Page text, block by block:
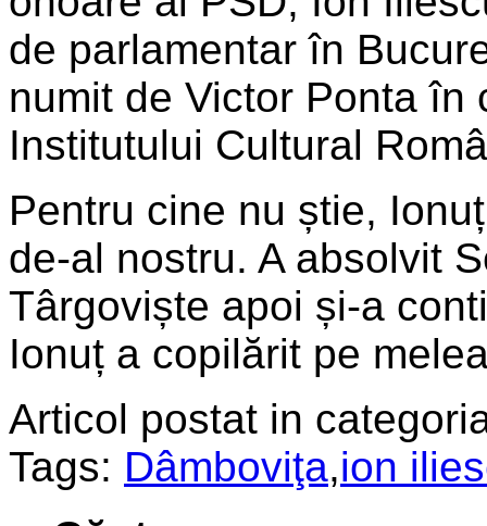
de parlamentar în
numit de Victor Ponta
Institutului Cultural
Pentru cine nu știe,
de-al nostru. A absolvit
Târgoviște apoi și-a
Ionuț a copilărit pe
Articol postat in
Tags: Dâmboviţa,ion